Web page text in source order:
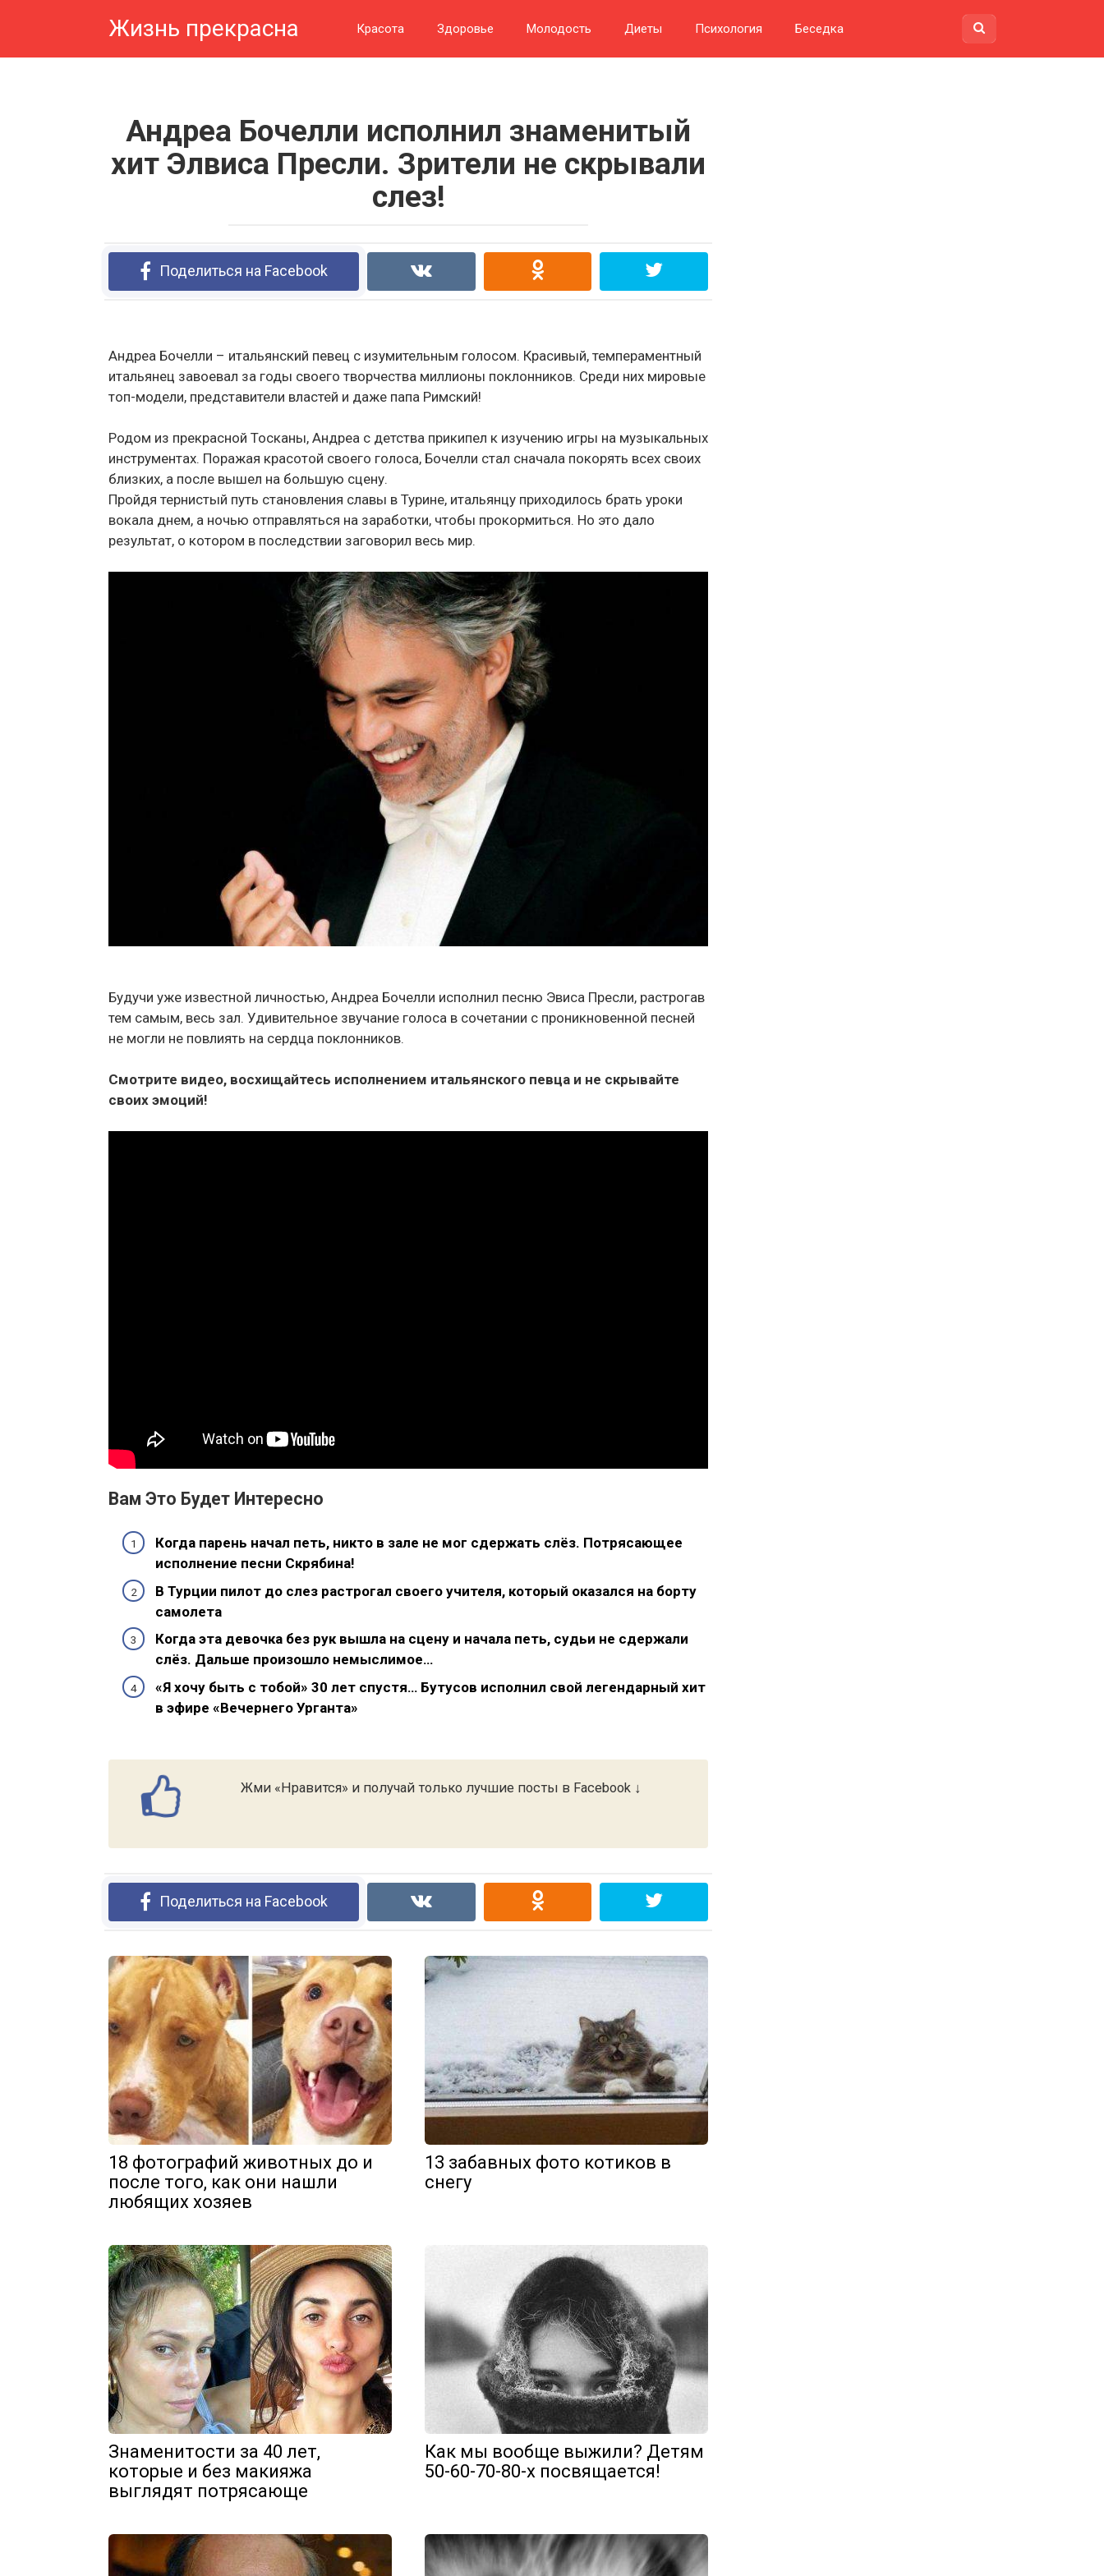
Жизнь прекрасна Красота Здоровье Молодость Диеты Психология Беседка
Андреа Бочелли исполнил знаменитый
хит Элвиса Пресли. Зрители не скрывали
слез!
Поделиться на Facebook
Андреа Бочелли – итальянский певец с изумительным голосом. Красивый, темпераментный
итальянец завоевал за годы своего творчества миллионы поклонников. Среди них мировые
топ-модели, представители властей и даже папа Римский!
Родом из прекрасной Тосканы, Андреа с детства прикипел к изучению игры на музыкальных
инструментах. Поражая красотой своего голоса, Бочелли стал сначала покорять всех своих
близких, а после вышел на большую сцену.
Пройдя тернистый путь становления славы в Турине, итальянцу приходилось брать уроки
вокала днем, а ночью отправляться на заработки, чтобы прокормиться. Но это дало
результат, о котором в последствии заговорил весь мир.
Будучи уже известной личностью, Андреа Бочелли исполнил песню Эвиса Пресли, растрогав
тем самым, весь зал. Удивительное звучание голоса в сочетании с проникновенной песней
не могли не повлиять на сердца поклонников.
Смотрите видео, восхищайтесь исполнением итальянского певца и не скрывайте
своих эмоций!
Вам Это Будет Интересно
Когда парень начал петь, никто в зале не мог сдержать слёз. Потрясающее
исполнение песни Скрябина!
В Турции пилот до слез растрогал своего учителя, который оказался на борту
самолета
Когда эта девочка без рук вышла на сцену и начала петь, судьи не сдержали
слёз. Дальше произошло немыслимое…
«Я хочу быть с тобой» 30 лет спустя… Бутусов исполнил свой легендарный хит
в эфире «Вечернего Урганта»
Жми «Нравится» и получай только лучшие посты в Facebook ↓
Поделиться на Facebook
18 фотографий животных до и
после того, как они нашли
любящих хозяев
13 забавных фото котиков в
снегу
Знаменитости за 40 лет,
которые и без макияжа
выглядят потрясающе
Как мы вообще выжили? Детям
50-60-70-80-х посвящается!